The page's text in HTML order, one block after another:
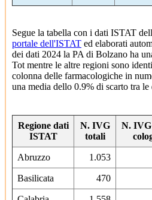
Segue la tabella con i dati ISTAT
portale dell'ISTAT ed elaborati
dei dati 2024 la PA di Bolzano ha
Tot mentre le altre regioni sono
colonna delle farmacologiche in
una media dello 0.9% di scarto tra le
Regione dati
ISTAT
N. IVG
to­tali
N.
Abruzzo 1.053
Basilicata 470